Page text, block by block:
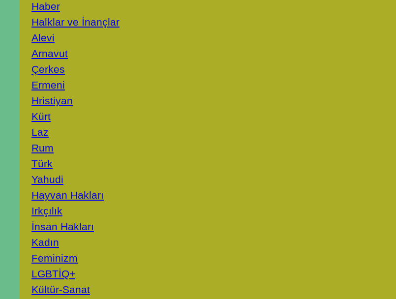
Haber
Halklar ve İnançlar
Alevi
Arnavut
Çerkes
Ermeni
Hristiyan
Kürt
Laz
Rum
Türk
Yahudi
Hayvan Hakları
Irkçılık
İnsan Hakları
Kadın
Feminizm
LGBTİQ+
Kültür-Sanat